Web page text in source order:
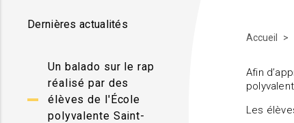
Dernières actualités
Un balado sur le rap
réalisé par des
élèves de l'École
polyvalente Saint-
Accueil
Afin
Les